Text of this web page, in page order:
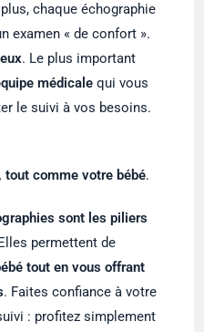
chaque échographie
examen « de confort ».
. Le plus important
médicale qui vous
le suivi à vos besoins.
tout comme votre bébé.
sont les piliers
permettent de
tout en vous offrant
. Faites confiance à votre
: profitez simplement